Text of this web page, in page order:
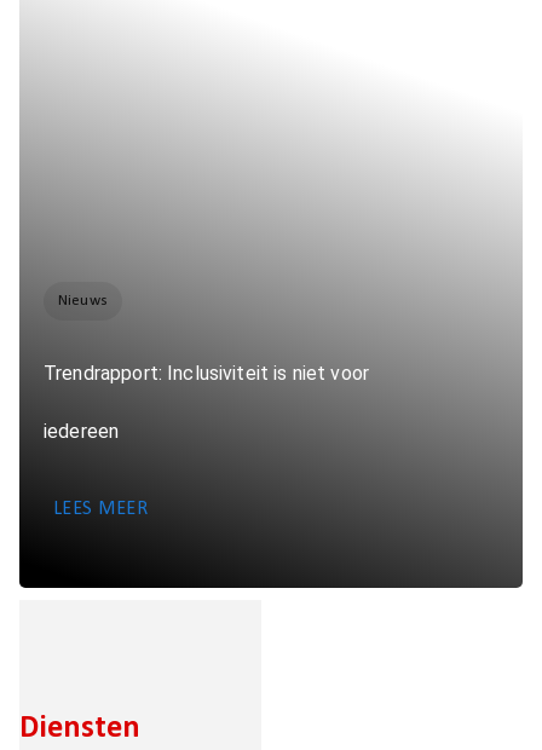
Nieuws
Trendrapport: Inclusiviteit is niet voor
iedereen
LEES MEER
Diensten